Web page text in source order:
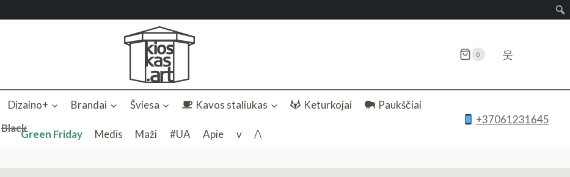
0 웃
Dizaino+ Brandai Šviesa Kavos staliukas Keturkojai
Paukščiai
BlackGreen Friday Medis Maži #UA Apie v /\
+37061231645